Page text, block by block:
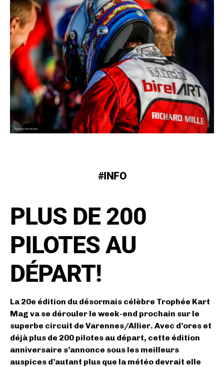
#INFO
PLUS DE 200
PILOTES AU
DÉPART!
La 20e édition du désormais célèbre Trophée Kart
Mag va se dérouler le week-end prochain sur le
superbe circuit de Varennes/Allier. Avec d’ores et
déjà plus de 200 pilotes au départ, cette édition
anniversaire s’annonce sous les meilleurs
auspices d’autant plus que la météo devrait elle